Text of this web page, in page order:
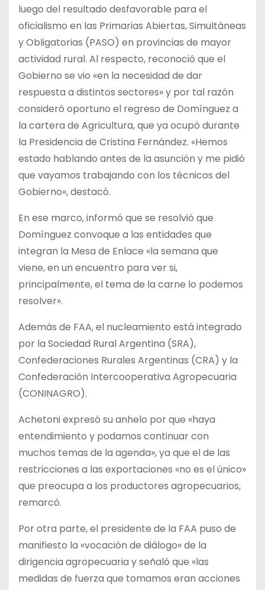
luego del resultado desfavorable para el
oficialismo en las Primarias Abiertas, Simultáneas
y Obligatorias (PASO) en provincias de mayor
actividad rural. Al respecto, reconoció que el
Gobierno se vio «en la necesidad de dar
respuesta a distintos sectores» y por tal razón
consideró oportuno el regreso de Domínguez a
la cartera de Agricultura, que ya ocupó durante
la Presidencia de Cristina Fernández. «Hemos
estado hablando antes de la asunción y me pidió
que vayamos trabajando con los técnicos del
Gobierno», destacó.
En ese marco, informó que se resolvió que
Domínguez convoque a las entidades que
integran la Mesa de Enlace «la semana que
viene, en un encuentro para ver si,
principalmente, el tema de la carne lo podemos
resolver».
Además de FAA, el nucleamiento está integrado
por la Sociedad Rural Argentina (SRA),
Confederaciones Rurales Argentinas (CRA) y la
Confederación Intercooperativa Agropecuaria
(CONINAGRO).
Achetoni expresó su anhelo por que «haya
entendimiento y podamos continuar con
muchos temas de la agenda», ya que el de las
restricciones a las exportaciones «no es el único»
que preocupa a los productores agropecuarios,
remarcó.
Por otra parte, el presidente de la FAA puso de
manifiesto la «vocación de diálogo» de la
dirigencia agropecuaria y señaló que «las
medidas de fuerza que tomamos eran acciones